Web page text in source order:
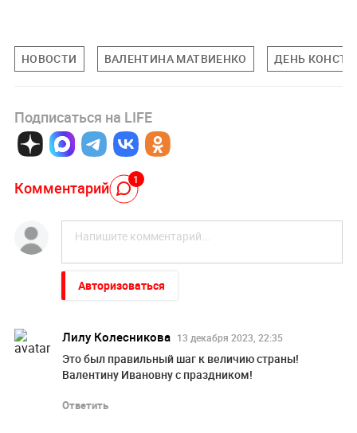
НОВОСТИ ВАЛЕНТИНА МАТВИЕНКО ДЕНЬ
Подписаться на LIFE
Комментарий 1
Авторизоваться
Лилу Колесникова 13 декабря 2023, 22:35
Это был правильный шаг к величию страны!
Валентину Ивановну с праздником!
Ответить